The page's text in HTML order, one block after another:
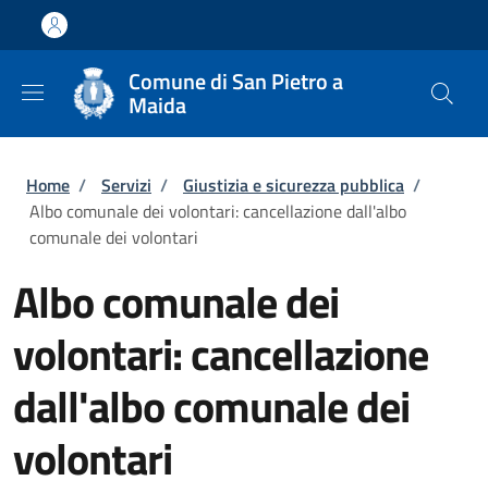
Salta al contenuto principale
Skip to footer content
Comune di San Pietro a
Maida
Briciole di pane
Home / Servizi / Giustizia e sicurezza pubblica /
Albo comunale dei volontari: cancellazione dall'albo
comunale dei volontari
Albo comunale dei
volontari: cancellazione
dall'albo comunale dei
volontari